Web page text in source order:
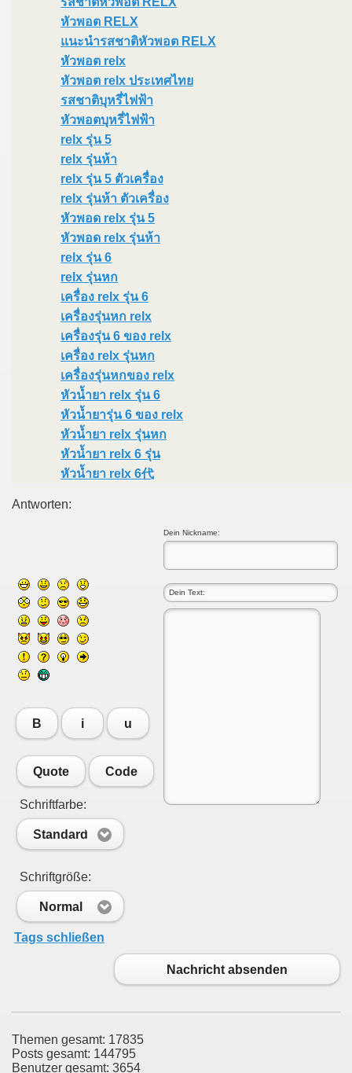
หัวพอต RELX
แนะนำรสชาติหัวพอต RELX
หัวพอต relx
หัวพอต relx ประเทศไทย
รสชาติบุหรี่ไฟฟ้า
หัวพอตบุหรี่ไฟฟ้า
relx รุ่น 5
relx รุ่นห้า
relx รุ่น 5 ตัวเครื่อง
relx รุ่นห้า ตัวเครื่อง
หัวพอด relx รุ่น 5
หัวพอด relx รุ่นห้า
relx รุ่น 6
relx รุ่นหก
เครื่อง relx รุ่น 6
เครื่องรุ่นหก relx
เครื่องรุ่น 6 ของ relx
เครื่อง relx รุ่นหก
เครื่องรุ่นหกของ relx
หัวน้ำยา relx รุ่น 6
หัวน้ำยารุ่น 6 ของ relx
หัวน้ำยา relx รุ่นหก
หัวน้ำยา relx 6 รุ่น
หัวน้ำยา relx 6代
Antworten:
Dein Nickname:
B i u
Quote Code
Schriftfarbe:
Standard
Schriftgröße:
Normal
Tags schließen
Nachricht absenden
Themen gesamt: 17835
Posts gesamt: 144795
Benutzer gesamt: 3654